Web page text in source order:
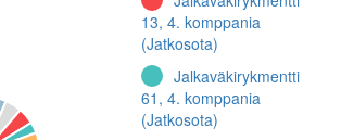
13, 4. komppania
(Jatkosota)
Jalkaväkirykmentti
61, 4. komppania
(Jatkosota)